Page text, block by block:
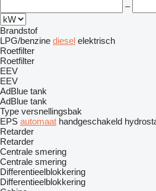
–
Brandstof
LPG/benzine diesel elektrisch
Roetfilter
Roetfilter
EEV
EEV
AdBlue tank
AdBlue tank
Type versnellingsbak
EPS automaat handgeschakeld
Retarder
Retarder
Centrale smering
Centrale smering
Differentieelblokkering
Differentieelblokkering